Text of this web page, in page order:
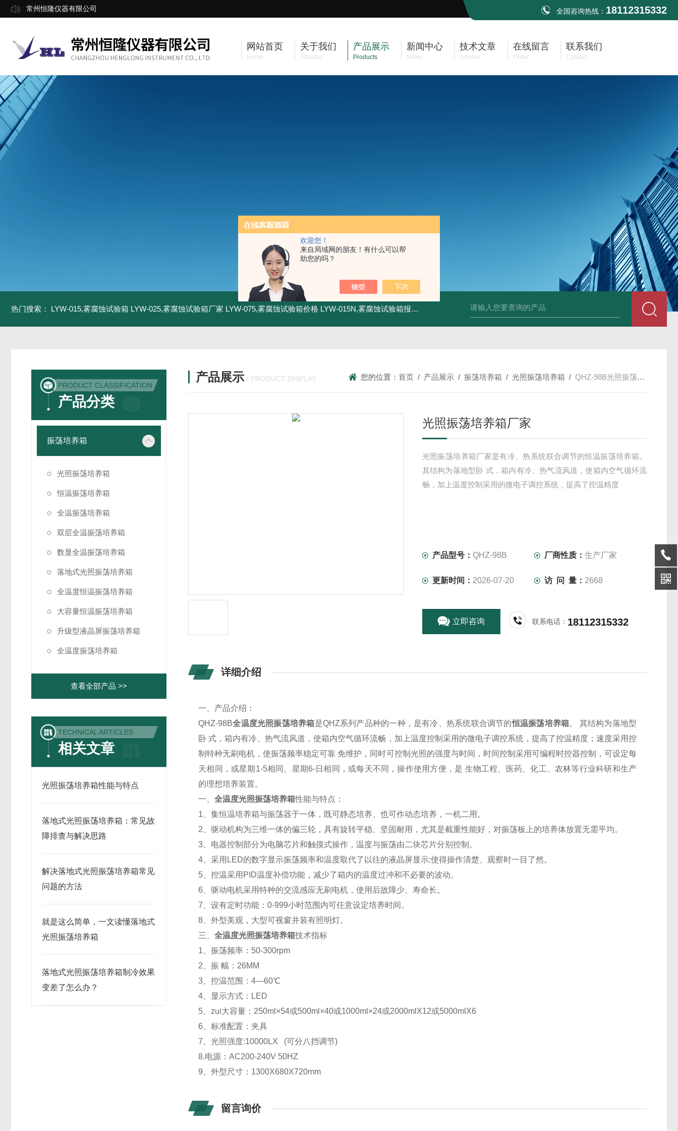
欢迎您！
来自局域网的朋友！有什么可以帮
助您的吗？
常州恒隆仪器有限公司 全国咨询热线： 18112315332
网站首页
Home
关于我们
Aboutus
产品展示
Products
新闻中心
News
技术文章
Articles
在线留言
Order
联系我们
Contact
热门搜索： LYW-015,雾腐蚀试验箱 LYW-025,雾腐蚀试验箱厂家 LYW-075,雾腐蚀试验箱价格 LYW-015N,雾腐蚀试验箱报价 LYW-025N,雾腐蚀试验箱 LYW-075N,上海雾腐蚀试验箱 YFX-150,盐雾腐蚀试
PRODUCT CLASSIFICATION
产品分类
振荡培养箱
光照振荡培养箱
恒温振荡培养箱
全温振荡培养箱
双层全温振荡培养箱
数显全温振荡培养箱
落地式光照振荡培养箱
全温度恒温振荡培养箱
大容量恒温振荡培养箱
升级型液晶屏振荡培养箱
全温度振荡培养箱
查看全部产品 >>
TECHNICAL ARTICLES
相关文章
光照振荡培养箱性能与特点
落地式光照振荡培养箱：常见故
障排查与解决思路
解决落地式光照振荡培养箱常见
问题的方法
就是这么简单，一文读懂落地式
光照振荡培养箱
落地式光照振荡培养箱制冷效果
变差了怎么办？
产品展示 / PRODUCT DISPLAY 您的位置：首页 / 产品展示 /振荡培养箱 /光照振荡培养箱 /QHZ-98B光照振荡培养箱厂家
光照振荡培养箱厂家
光照振荡培养箱厂家是有冷、热系统联合调节的恒温振荡培养箱。
其结构为落地型卧 式，箱内有冷、热气流风道，使箱内空气循环流
畅，加上温度控制采用的微电子调控系统，提高了控温精度
产品型号： QHZ-98B 厂商性质：生产厂家
更新时间： 2026-07-20 访 问 量： 2668
立即咨询 联系电话： 18112315332
详细介绍
一、产品介绍：
QHZ-98B全温度光照振荡培养箱是QHZ系列产品种的一种，是有冷、热系统联合调节的恒温振荡培养箱。 其结构为落地型
卧 式，箱内有冷、热气流风道，使箱内空气循环流畅，加上温度控制采用的微电子调控系统，提高了控温精度；速度采用控
制特种无刷电机，使振荡频率稳定可靠 免维护，同时可控制光照的强度与时间，时间控制采用可编程时控器控制，可设定每
天相同，或星期1-5相同、星期6-日相同，或每天不同，操作使用方便，是 生物工程、医药、化工、农林等行业科研和生产
的理想培养装置。
一、全温度光照振荡培养箱性能与特点：
1、集恒温培养箱与振荡器于一体，既可静态培养、也可作动态培养，一机二用。
2、驱动机构为三维一体的偏三轮，具有旋转平稳、坚固耐用，尤其是截重性能好，对振荡板上的培养体放置无需平均。
3、电器控制部分为电脑芯片和触摸式操作，温度与振荡由二块芯片分别控制。
4、采用LED的数字显示振荡频率和温度取代了以往的液晶屏显示;使得操作清楚、观察时一目了然。
5、控温采用PID温度补偿功能，减少了箱内的温度过冲和不必要的波动。
6、驱动电机采用特种的交流感应无刷电机，使用后故障少、寿命长。
7、设有定时功能：0-999小时范围内可任意设定培养时间。
8、外型美观，大型可视窗并装有照明灯。
三、全温度光照振荡培养箱技术指标
1、振荡频率：50-300rpm
2、振 幅：26MM
3、控温范围：4―60℃
4、显示方式：LED
5、zui大容量：250ml×54或500ml×40或1000ml×24或2000mlX12或5000mlX6
6、标准配置：夹具
7、光照强度:10000LX (可分八挡调节)
8.电源：AC200-240V 50HZ
9、外型尺寸：1300X680X720mm
留言询价